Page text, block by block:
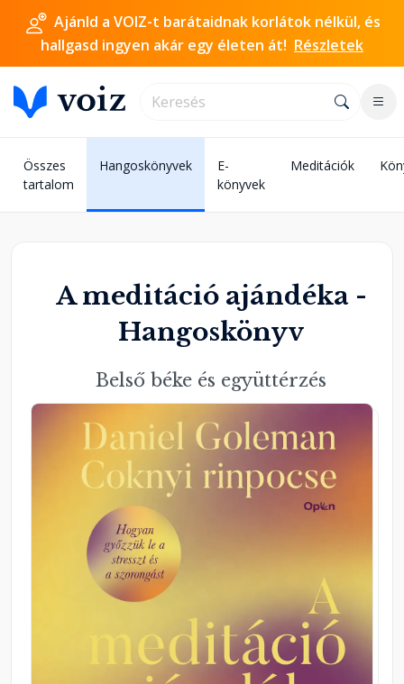
Ajánld a VOIZ-t barátaidnak korlátok nélkül, és
hallgasd ingyen akár egy életen át! Részletek
Összes
tartalom
Hangoskönyvek
E-
könyvek
Meditációk
A meditáció ajándéka -
Hangoskönyv
Belső béke és együttérzés